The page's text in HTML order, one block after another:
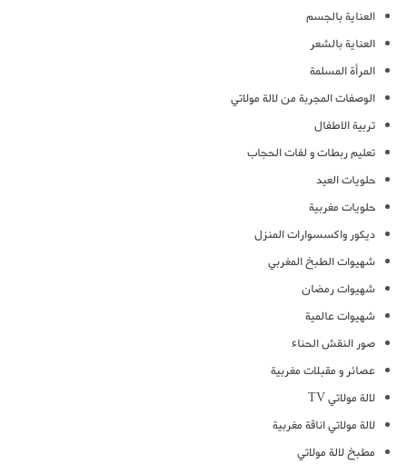
العناية بالجسم
العناية بالشعر
المرأة المسلمة
الوصفات المجربة من لالة مولاتي
تربية الاطفال
تعليم ربطات و لفات الحجاب
حلويات العيد
حلويات مغربية
ديكور واكسسوارات المنزل
شهيوات الطبخ المغربي
شهيوات رمضان
شهيوات عالمية
صور النقش الحناء
عصائر و مقبلات مغربية
لالة مولاتي TV
لالة مولاتي اناقة مغربية
مطبخ لالة مولاتي